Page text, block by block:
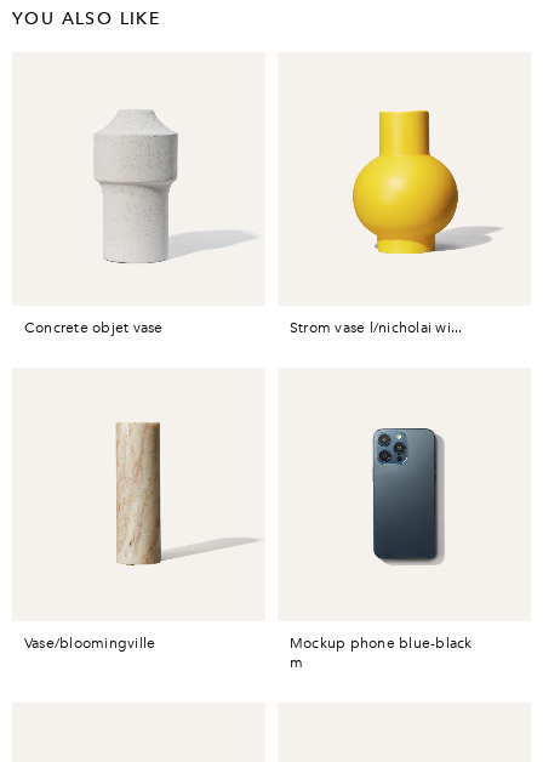
YOU ALSO LIKE
concrete objet vase strom vase l/nicholai wi...
vase/bloomingville
mockup phone blue-black
m